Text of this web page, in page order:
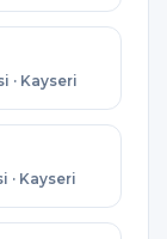
· Kayseri
· Kayseri